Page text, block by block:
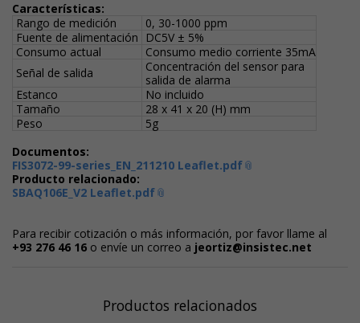
Características:
Rango de medición
0, 30-1000 ppm
Fuente de alimentación
DC5V ± 5%
Consumo actual
Consumo medio corriente 35mA
Señal de salida
Concentración del sensor para
salida de alarma
Estanco
No incluido
Tamaño
28 x 41 x 20 (H) mm
Peso
5g
Documentos:
FIS3072-99-series_EN_211210 Leaflet.pdf
Producto relacionado:
SBAQ106E_V2 Leaflet.pdf
Para recibir cotización o más información, por favor llame al
+93 276 46 16 o envíe un correo a jeortiz@insistec.net
Productos relacionados